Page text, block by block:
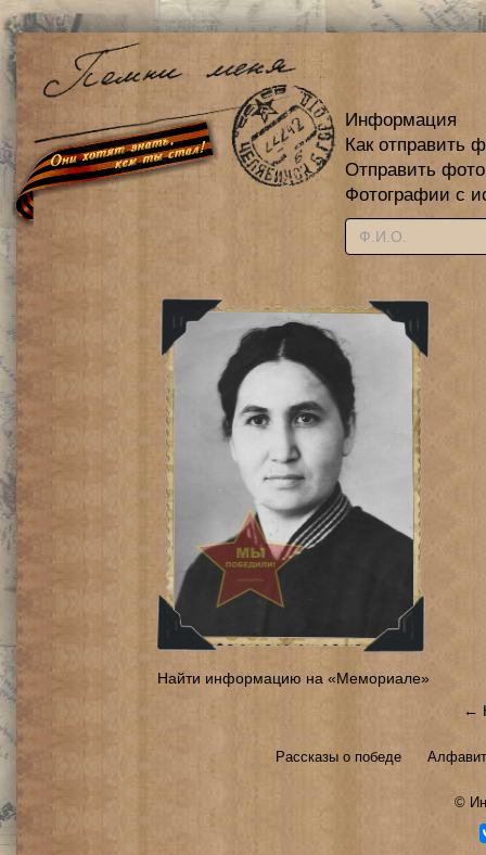
Информация
Как отправить
Отправить
Фотографии с
Найти информацию на «Мемориале»
←
Рассказы о победе
©